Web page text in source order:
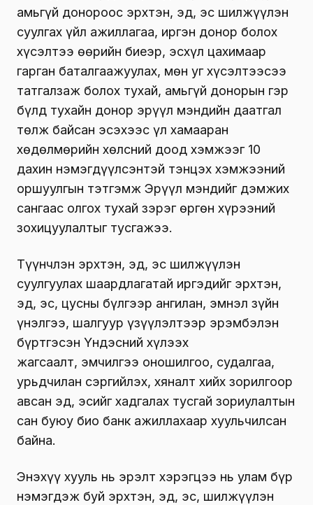
амьгүй донороос эрхтэн, эд, эс шилжүүлэн
суулгах үйл ажиллагаа, иргэн донор болох
хүсэлтээ өөрийн биеэр, эсхүл цахимаар
гарган баталгаажуулах, мөн уг хүсэлтээсээ
татгалзаж болох тухай, амьгүй донорын гэр
бүлд тухайн донор эрүүл мэндийн даатгал
төлж байсан эсэхээс үл хамааран
хөдөлмөрийн хөлсний доод хэмжээг 10
дахин нэмэгдүүлсэнтэй тэнцэх хэмжээний
оршуулгын тэтгэмж Эрүүл мэндийг дэмжих
сангаас олгох тухай зэрэг өргөн хүрээний
зохицуулалтыг тусгажээ.
Түүнчлэн эрхтэн, эд, эс шилжүүлэн
суулгуулах шаардлагатай иргэдийг эрхтэн,
эд, эс, цусны бүлгээр ангилан, эмнэл зүйн
үнэлгээ, шалгуур үзүүлэлтээр эрэмбэлэн
бүртгэсэн Үндэсний хүлээх
жагсаалт, эмчилгээ оношилгоо, судалгаа,
урьдчилан сэргийлэх, хяналт хийх зорилгоор
авсан эд, эсийг хадгалах тусгай зориулалтын
сан буюу био банк ажиллахаар хуульчилсан
байна.
Энэхүү хууль нь эрэлт хэрэгцээ нь улам бүр
нэмэгдэж буй эрхтэн, эд, эс, шилжүүлэн